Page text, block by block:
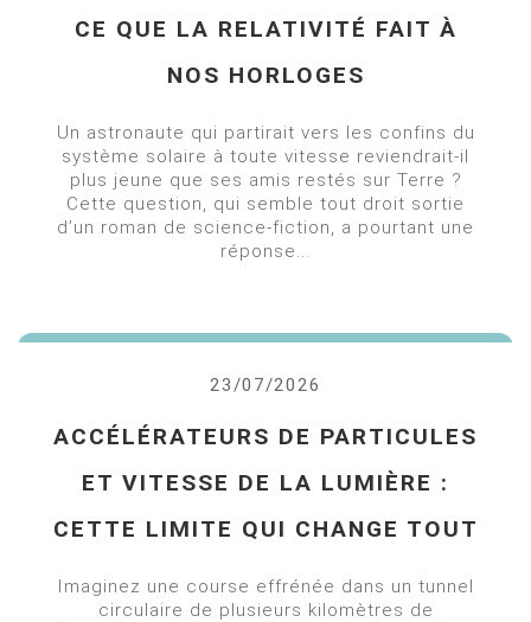
CE QUE LA RELATIVITÉ FAIT À
NOS HORLOGES
Un astronaute qui partirait vers les confins du
système solaire à toute vitesse reviendrait-il
plus jeune que ses amis restés sur Terre ?
Cette question, qui semble tout droit sortie
d’un roman de science-fiction, a pourtant une
réponse...
23/07/2026
ACCÉLÉRATEURS DE PARTICULES
ET VITESSE DE LA LUMIÈRE :
CETTE LIMITE QUI CHANGE TOUT
Imaginez une course effrénée dans un tunnel
circulaire de plusieurs kilomètres de